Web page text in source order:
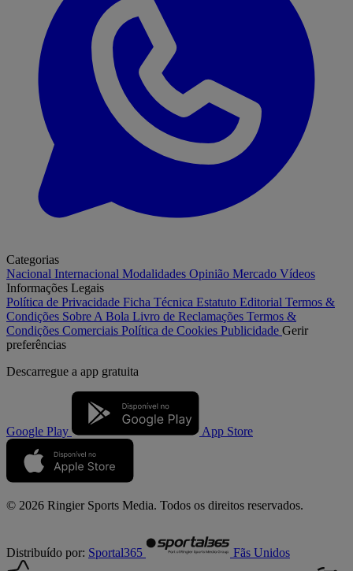
Categorias
Nacional Internacional Modalidades Opinião Mercado Vídeos
Informações Legais
Política de Privacidade Ficha Técnica Estatuto Editorial Termos &
Condições Sobre A Bola Livro de Reclamações Termos &
Condições Comerciais Política de Cookies Publicidade Gerir
preferências
Descarregue a app gratuita
Google Play App Store
© 2026 Ringier Sports Media. Todos os direitos reservados.
Distribuído por: Sportal365 Fãs Unidos